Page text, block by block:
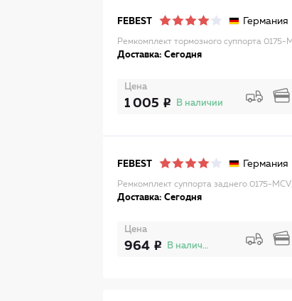
FEBEST Германия
Ремкомплект тормозного суппорта 0175-
Доставка: Сегодня
Цена
1 005 В наличии
FEBEST Германия
Ремкомплект суппорта заднего 0175-
Доставка: Сегодня
Цена
964 В наличии